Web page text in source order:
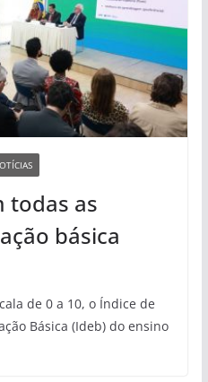
todas as
básica
de 0 a 10, o Índice de
Básica (Ideb) do ensino